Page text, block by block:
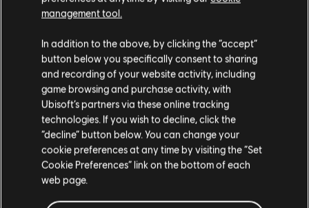
CONTENUTO CONSIGLIATO
management tool.
In addition to the above, by clicking the “accept”
button below you specifically consent to sharing
and recording of your website activity, including
game browsing and purchase activity, with
Ubisoft’s partners via these online tracking
technologies. If you wish to decline, click the
“decline” button below. You can change your
cookie preferences at any time by visiting the “Set
Cookie Preferences” link on the bottom of each
web page.